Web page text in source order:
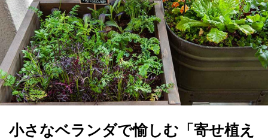
小さなベランダで愉しむ「寄せ植え